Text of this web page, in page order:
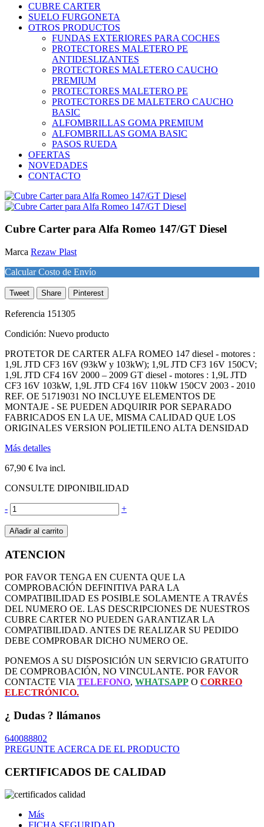
CUBRE CARTER
SUELO FURGONETA
OTROS PRODUCTOS
FUNDAS EXTERIORES PARA COCHES
PROTECTORES MALETERO PE
ANTIDESLIZANTES
PROTECTORES MALETERO CAUCHO
PREMIUM
PROTECTORES MALETERO PE
PROTECTORES DE MALETERO CAUCHO
BASIC
ALFOMBRILLAS GOMA PREMIUM
ALFOMBRILLAS GOMA BASIC
PASOS RUEDA
OFERTAS
NOVEDADES
CONTACTO
Cubre Carter para Alfa Romeo 147/GT Diesel
Marca Rezaw Plast
Calcular Costo de Envío
Tweet Share Pinterest
Referencia 151305
Condición: Nuevo producto
PROTETOR DE CARTER ALFA ROMEO 147 diesel - motores :
1,9L JTD CF3 16V (93kW y 103kW); 1,9L JTD CF3 16V 150CV;
1,9L JTD CF4 16V 2000 – 2009 GT diesel - motores : 1,9L JTD
CF3 16V 103kW, 1,9L JTD CF4 16V 110kW 150CV 2003 - 2010
REF. OE 51719031 NO INCLUYE ELEMENTOS DE
MONTAJE - SE PUEDEN ADQUIRIR POR SEPARADO
FABRICADOS EN LA UE, MISMA CALIDAD QUE LOS
ORIGINALES VERSION POLIETILENO ALTA DENSIDAD
Más detalles
67,90 € Iva incl.
CONSULTE DIPONIBILIDAD
- +
Añadir al carrito
ATENCION
POR FAVOR TENGA EN CUENTA QUE LA
COMPROBACIÓN DEFINITIVA PARA LA
COMPATIBILIDAD ES POSIBLE SOLAMENTE A TRAVÉS
DEL NUMERO OE. LAS DESCRIPCIONES DE NUESTROS
CUBRE CARTER NO PUEDEN GARANTIZAR LA
COMPATIBILIDAD. ANTES DE REALIZAR SU PEDIDO
DEBE COMPROBAR DICHO NUMERO OE.
PONEMOS A SU DISPOSICIÓN UN SERVICIO GRATUITO
DE COMPROBACIÓN, NO VINCULANTE. POR FAVOR
CONTACTE VIATELEFONO, WHATSAPP O CORREO
ELECTRÓNICO.
¿ Dudas ? llámanos
640088802
PREGUNTE ACERCA DE EL PRODUCTO
CERTIFICADOS DE CALIDAD
Más